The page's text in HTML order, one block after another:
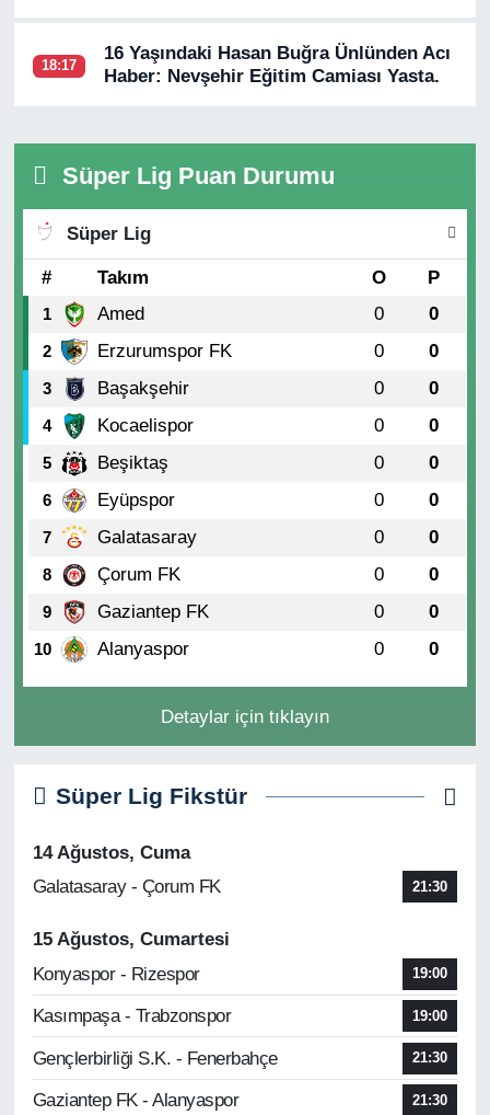
18:17
16 Yaşındaki Hasan Buğra Ünlünden Acı
Haber: Nevşehir Eğitim Camiası Yasta.
Süper Lig Puan Durumu
Süper Lig
# Takım O P
1 Amed 0 0
2 Erzurumspor FK 0 0
3 Başakşehir 0 0
4 Kocaelispor 0 0
5 Beşiktaş 0 0
6 Eyüpspor 0 0
7 Galatasaray 0 0
8 Çorum FK 0 0
9 Gaziantep FK 0 0
10 Alanyaspor 0 0
Detaylar için tıklayın
Süper Lig Fikstür
14 Ağustos, Cuma
Galatasaray - Çorum FK
21:30
15 Ağustos, Cumartesi
Konyaspor - Rizespor
19:00
Kasımpaşa - Trabzonspor 19:00
Gençlerbirliği S.K. - Fenerbahçe 21:30
Gaziantep FK - Alanyaspor 21:30